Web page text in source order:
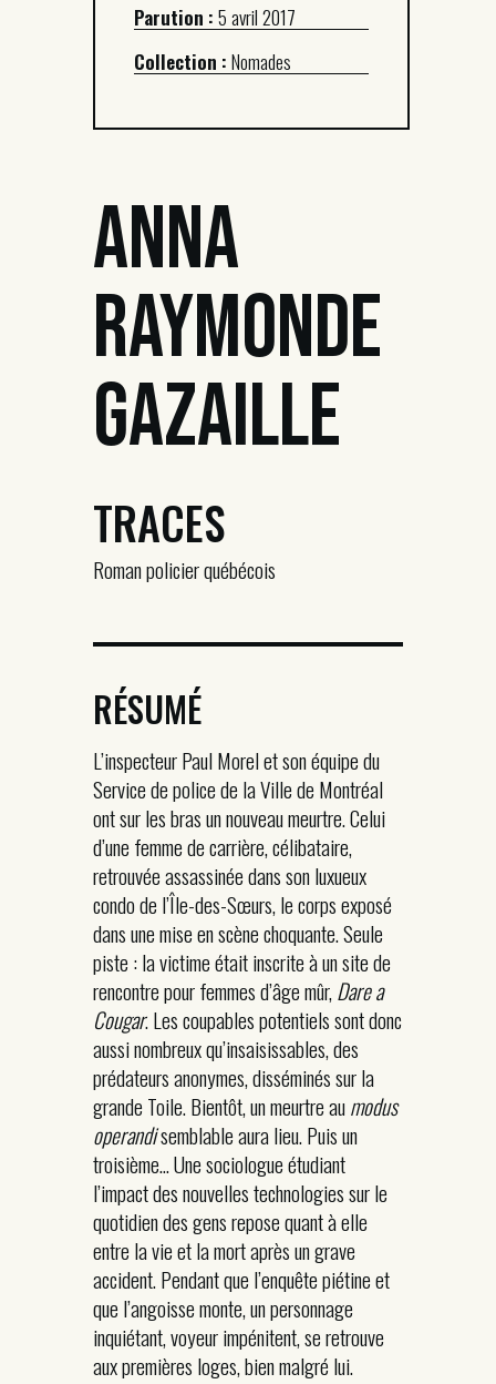
Parution :5 avril 2017
Collection :Nomades
Anna
Raymonde
Gazaille
TRACES
Roman policier québécois
RÉSUMÉ
L’inspecteur Paul Morel et son équipe du
Service de police de la Ville de Montréal
ont sur les bras un nouveau meurtre. Celui
d’une femme de carrière, célibataire,
retrouvée assassinée dans son luxueux
condo de l’Île-des-Sœurs, le corps exposé
dans une mise en scène choquante. Seule
piste : la victime était inscrite à un site de
rencontre pour femmes d’âge mûr,Dare a
Cougar. Les coupables potentiels sont donc
aussi nombreux qu’insaisissables, des
prédateurs anonymes, disséminés sur la
grande Toile. Bientôt, un meurtre aumodus
operandisemblable aura lieu. Puis un
troisième… Une sociologue étudiant
l’impact des nouvelles technologies sur le
quotidien des gens repose quant à elle
entre la vie et la mort après un grave
accident. Pendant que l’enquête piétine et
que l’angoisse monte, un personnage
inquiétant, voyeur impénitent, se retrouve
aux premières loges, bien malgré lui.